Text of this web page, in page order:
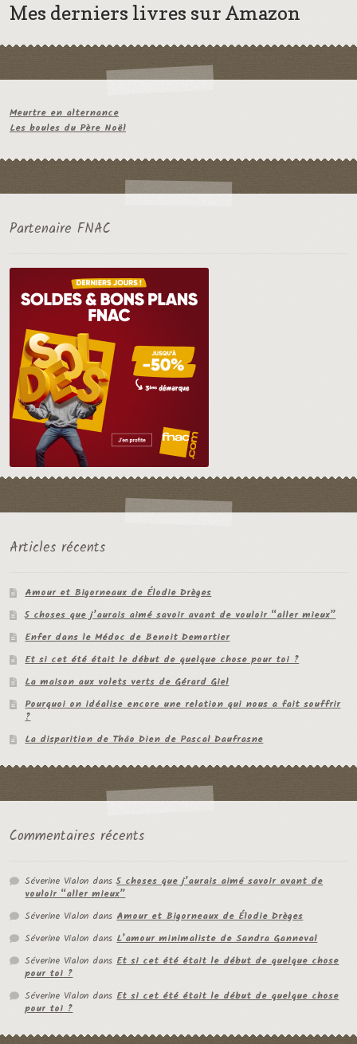
Mes derniers livres sur Amazon
Meurtre en alternance
Les boules du Père Noël
Partenaire FNAC
Articles récents
Amour et Bigorneaux de Élodie Drèges
5 choses que j’aurais aimé savoir avant de vouloir “aller mieux”
Enfer dans le Médoc de Benoit Demortier
Et si cet été était le début de quelque chose pour toi ?
La maison aux volets verts de Gérard Giel
Pourquoi on idéalise encore une relation qui nous a fait souffrir
?
La disparition de Thâo Dien de Pascal Daufrasne
Commentaires récents
Séverine Vialon dans5 choses que j’aurais aimé savoir avant de
vouloir “aller mieux”
Séverine Vialon dansAmour et Bigorneaux de Élodie Drèges
Séverine Vialon dansL’amour minimaliste de Sandra Ganneval
Séverine Vialon dansEt si cet été était le début de quelque chose
pour toi ?
Séverine Vialon dansEt si cet été était le début de quelque chose
pour toi ?